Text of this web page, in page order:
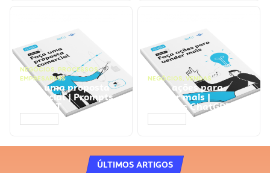
NEGÓCIOS, PROCESSOS
EMPRESARIAIS
Faça uma proposta
comercial | Prompts
ChatGPT
NEGÓCIOS, VENDAS
Faça ações para
vender mais |
Prompts ChatGPT
ÚLTIMOS ARTIGOS